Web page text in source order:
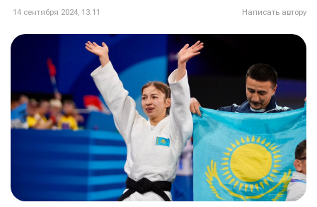
14 сентября 2024, 13:11 Написать автору